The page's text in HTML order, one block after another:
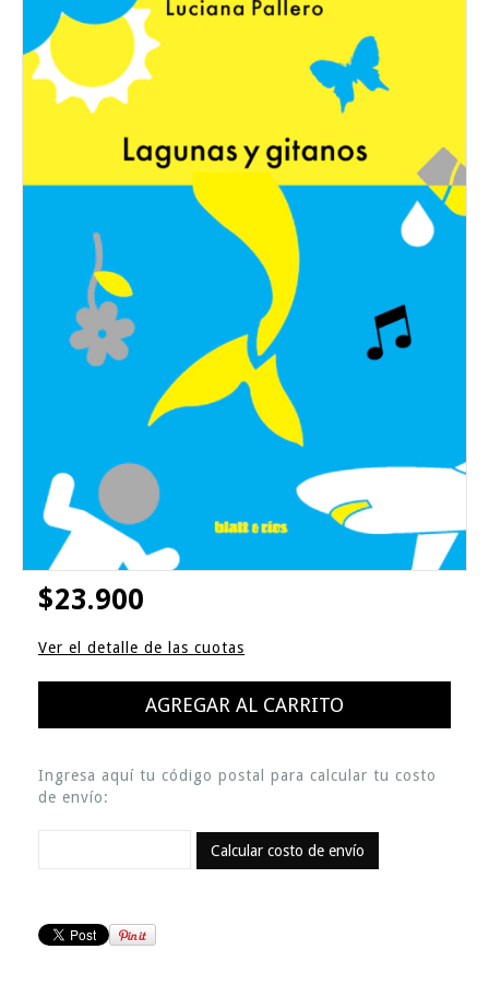
$23.900
Ver el detalle de las cuotas
Ingresa aquí tu código postal para calcular tu costo
de envío:
Calcular costo de envío